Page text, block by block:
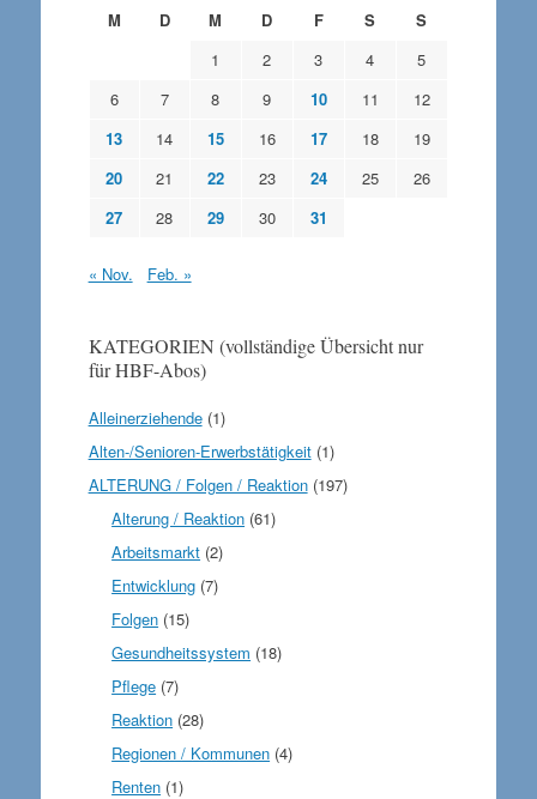
M
D M D F S
S
1
2 3 4
5
6
7 8 9 10 11
12
13
14 15 16 17 18
19
20
21 22 23 24 25
26
27
28 29 30 31
« Nov. Feb. »
KATEGORIEN (vollständige Übersicht nur
für HBF-Abos)
Alleinerziehende(1)
Alten-/Senioren-Erwerbstätigkeit(1)
ALTERUNG / Folgen / Reaktion(197)
Alterung / Reaktion (61)
Arbeitsmarkt (2)
Entwicklung (7)
Folgen (15)
Gesundheitssystem (18)
Pflege (7)
Reaktion (28)
Regionen / Kommunen (4)
Renten (1)